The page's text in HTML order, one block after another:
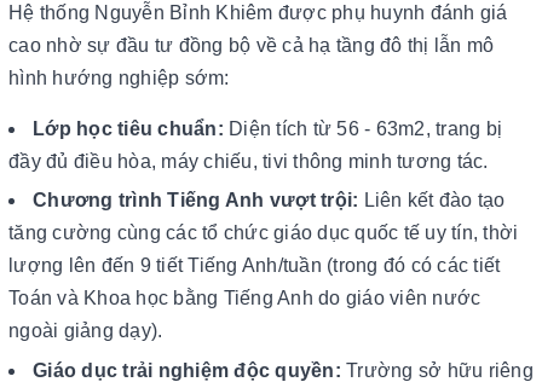
Hệ thống Nguyễn Bỉnh Khiêm được phụ huynh đánh giá
cao nhờ sự đầu tư đồng bộ về cả hạ tầng đô thị lẫn mô
hình hướng nghiệp sớm:
Lớp học tiêu chuẩn: Diện tích từ 56 - 63m2, trang bị
đầy đủ điều hòa, máy chiếu, tivi thông minh tương tác.
Chương trình Tiếng Anh vượt trội: Liên kết đào tạo
tăng cường cùng các tổ chức giáo dục quốc tế uy tín, thời
lượng lên đến 9 tiết Tiếng Anh/tuần (trong đó có các tiết
Toán và Khoa học bằng Tiếng Anh do giáo viên nước
ngoài giảng dạy).
Giáo dục trải nghiệm độc quyền: Trường sở hữu riêng